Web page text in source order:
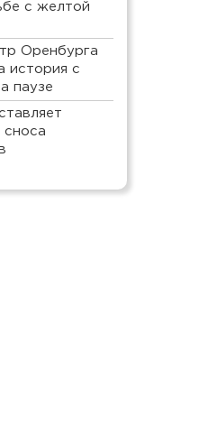
с желтой
Оренбурга
история с
паузе
сноса